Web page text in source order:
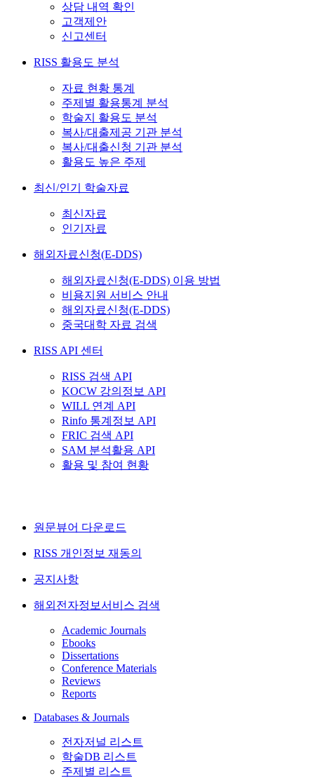
상담 내역 확인
고객제안
신고센터
RISS 활용도 분석
자료 현황 통계
주제별 활용통계 분석
학술지 활용도 분석
복사/대출제공 기관 분석
복사/대출신청 기관 분석
활용도 높은 주제
최신/인기 학술자료
최신자료
인기자료
해외자료신청(E-DDS)
해외자료신청(E-DDS) 이용 방법
비용지원 서비스 안내
해외자료신청(E-DDS)
중국대학 자료 검색
RISS API 센터
RISS 검색 API
KOCW 강의정보 API
WILL 연계 API
Rinfo 통계정보 API
FRIC 검색 API
SAM 분석활용 API
활용 및 참여 현황
원문뷰어 다운로드
RISS 개인정보 재동의
공지사항
해외전자정보서비스 검색
Academic Journals
Ebooks
Dissertations
Conference Materials
Reviews
Reports
Databases & Journals
전자저널 리스트
학술DB 리스트
주제별 리스트